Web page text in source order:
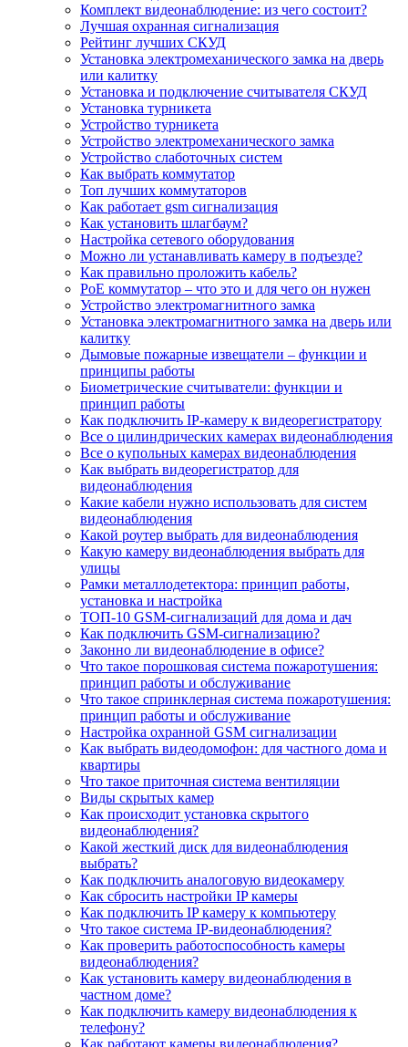
Комплект видеонаблюдение: из чего состоит?
Лучшая охранная сигнализация
Рейтинг лучших СКУД
Установка электромеханического замка на дверь
или калитку
Установка и подключение считывателя СКУД
Установка турникета
Устройство турникета
Устройство электромеханического замка
Устройство слаботочных систем
Как выбрать коммутатор
Топ лучших коммутаторов
Как работает gsm сигнализация
Как установить шлагбаум?
Настройка сетевого оборудования
Можно ли устанавливать камеру в подъезде?
Как правильно проложить кабель?
PoE коммутатор – что это и для чего он нужен
Устройство электромагнитного замка
Установка электромагнитного замка на дверь или
калитку
Дымовые пожарные извещатели – функции и
принципы работы
Биометрические считыватели: функции и
принцип работы
Как подключить IP-камеру к видеорегистратору
Все о цилиндрических камерах видеонаблюдения
Все о купольных камерах видеонаблюдения
Как выбрать видеорегистратор для
видеонаблюдения
Какие кабели нужно использовать для систем
видеонаблюдения
Какой роутер выбрать для видеонаблюдения
Какую камеру видеонаблюдения выбрать для
улицы
Рамки металлодетектора: принцип работы,
установка и настройка
ТОП-10 GSM-сигнализаций для дома и дач
Как подключить GSM-сигнализацию?
Законно ли видеонаблюдение в офисе?
Что такое порошковая система пожаротушения:
принцип работы и обслуживание
Что такое спринклерная система пожаротушения:
принцип работы и обслуживание
Настройка охранной GSM сигнализации
Как выбрать видеодомофон: для частного дома и
квартиры
Что такое приточная система вентиляции
Виды скрытых камер
Как происходит установка скрытого
видеонаблюдения?
Какой жесткий диск для видеонаблюдения
выбрать?
Как подключить аналоговую видеокамеру
Как сбросить настройки IP камеры
Как подключить IP камеру к компьютеру
Что такое система IP-видеонаблюдения?
Как проверить работоспособность камеры
видеонаблюдения?
Как установить камеру видеонаблюдения в
частном доме?
Как подключить камеру видеонаблюдения к
телефону?
Как работают камеры видеонаблюдения?